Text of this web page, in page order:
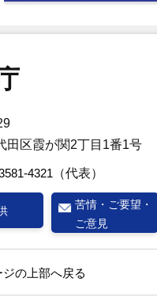
田区霞が関2丁目1番1号
4321 （代表）
苦情・ご要望・
ご意見
ジの上部へ戻る